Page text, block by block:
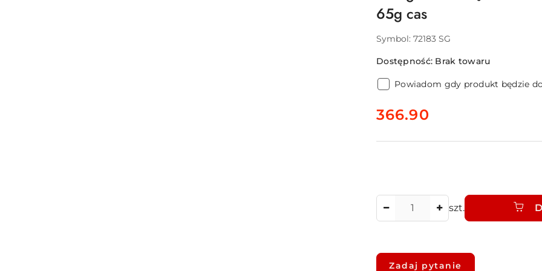
65g cas
Symbol: 72183 SG
Dostępność: Brak towaru
Powiadom gdy produkt będzie
cena:
366.90
szt.
Dostępność
Zadaj pytanie